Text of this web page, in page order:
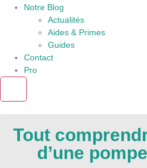
Notre Blog
Actualités
Aides & Primes
Guides
Contact
Pro
Tout
d’une